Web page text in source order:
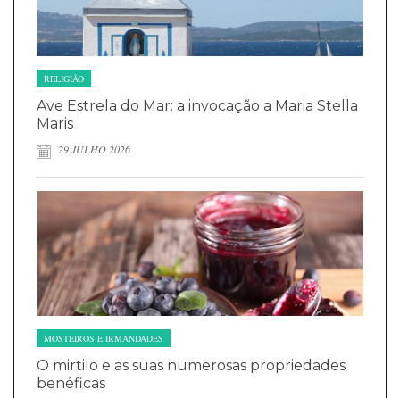
RELIGIÃO
Ave Estrela do Mar: a invocação a Maria Stella
Maris
29 JULHO 2026
MOSTEIROS E IRMANDADES
O mirtilo e as suas numerosas propriedades
benéficas